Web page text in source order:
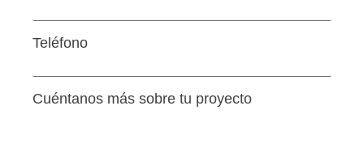
Teléfono
Cuéntanos más sobre tu proyecto